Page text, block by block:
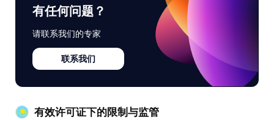
有任何问题？
请联系我们的专家
联系我们
有效许可证下的限制与监管